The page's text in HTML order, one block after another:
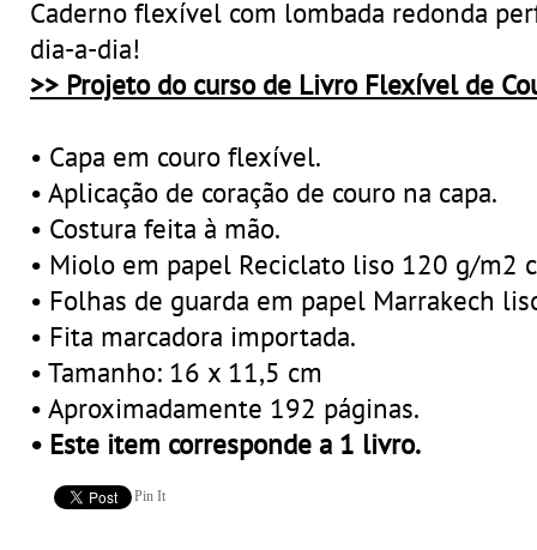
Caderno flexível com lombada redonda
dia-a-dia!
>> Projeto do curso de Livro Flexível de
• Capa em couro flexível.
• Aplicação de coração de couro na capa.
• Costura feita à mão.
• Miolo em papel Reciclato liso 120 g/m2
• Folhas de guarda em papel Marrakech
• Fita marcadora importada.
• Tamanho: 16 x 11,5 cm
• Aproximadamente 192 páginas.
• Este item corresponde a 1 livro.
Pin It